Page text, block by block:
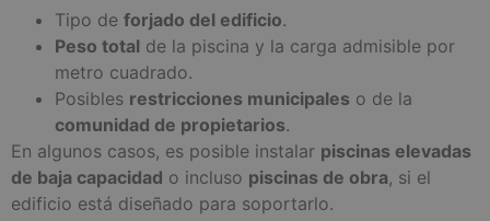
Tipo de forjado del edificio.
Peso total de la piscina y la carga admisible por
metro cuadrado.
Posibles restricciones municipales o de la
comunidad de propietarios.
En algunos casos, es posible instalar piscinas elevadas
de baja capacidad o incluso piscinas de obra, si el
edificio está diseñado para soportarlo.